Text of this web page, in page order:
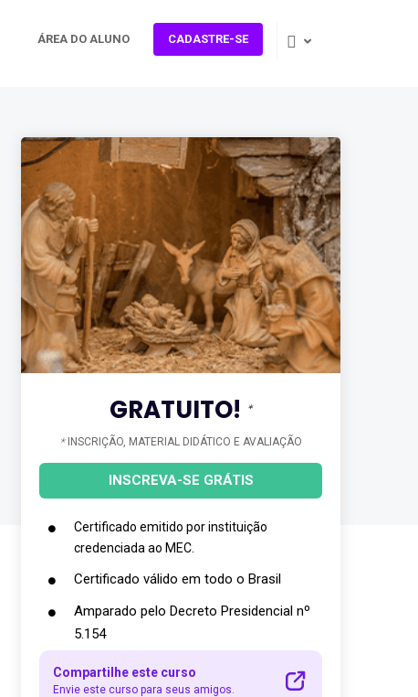
ÁREA DO ALUNO CADASTRE-SE
GRATUITO! *
*INSCRIÇÃO, MATERIAL DIDÁTICO E AVALIAÇÃO
INSCREVA-SE GRÁTIS
Certificado emitido por instituição
credenciada ao MEC.
Certificado válido em todo o Brasil
Amparado pelo Decreto Presidencial nº
5.154
Compartilhe este curso
Envie este curso para seus amigos.